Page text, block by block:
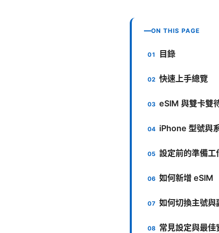
ON THIS PAGE
目錄
快速上手總覽
eSIM 與雙卡雙
iPhone 型號與
設定前的準備工
如何新增 eSIM
如何切換主號與
常見設定與最佳